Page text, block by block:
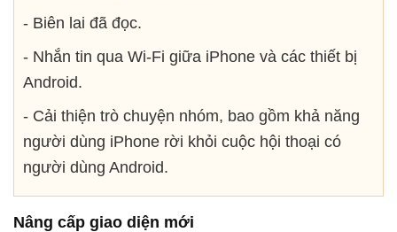
- Biên lai đã đọc.
- Nhắn tin qua Wi-Fi giữa iPhone và các thiết bị
Android.
- Cải thiện trò chuyện nhóm, bao gồm khả năng
người dùng iPhone rời khỏi cuộc hội thoại có
người dùng Android.
Nâng cấp giao diện mới